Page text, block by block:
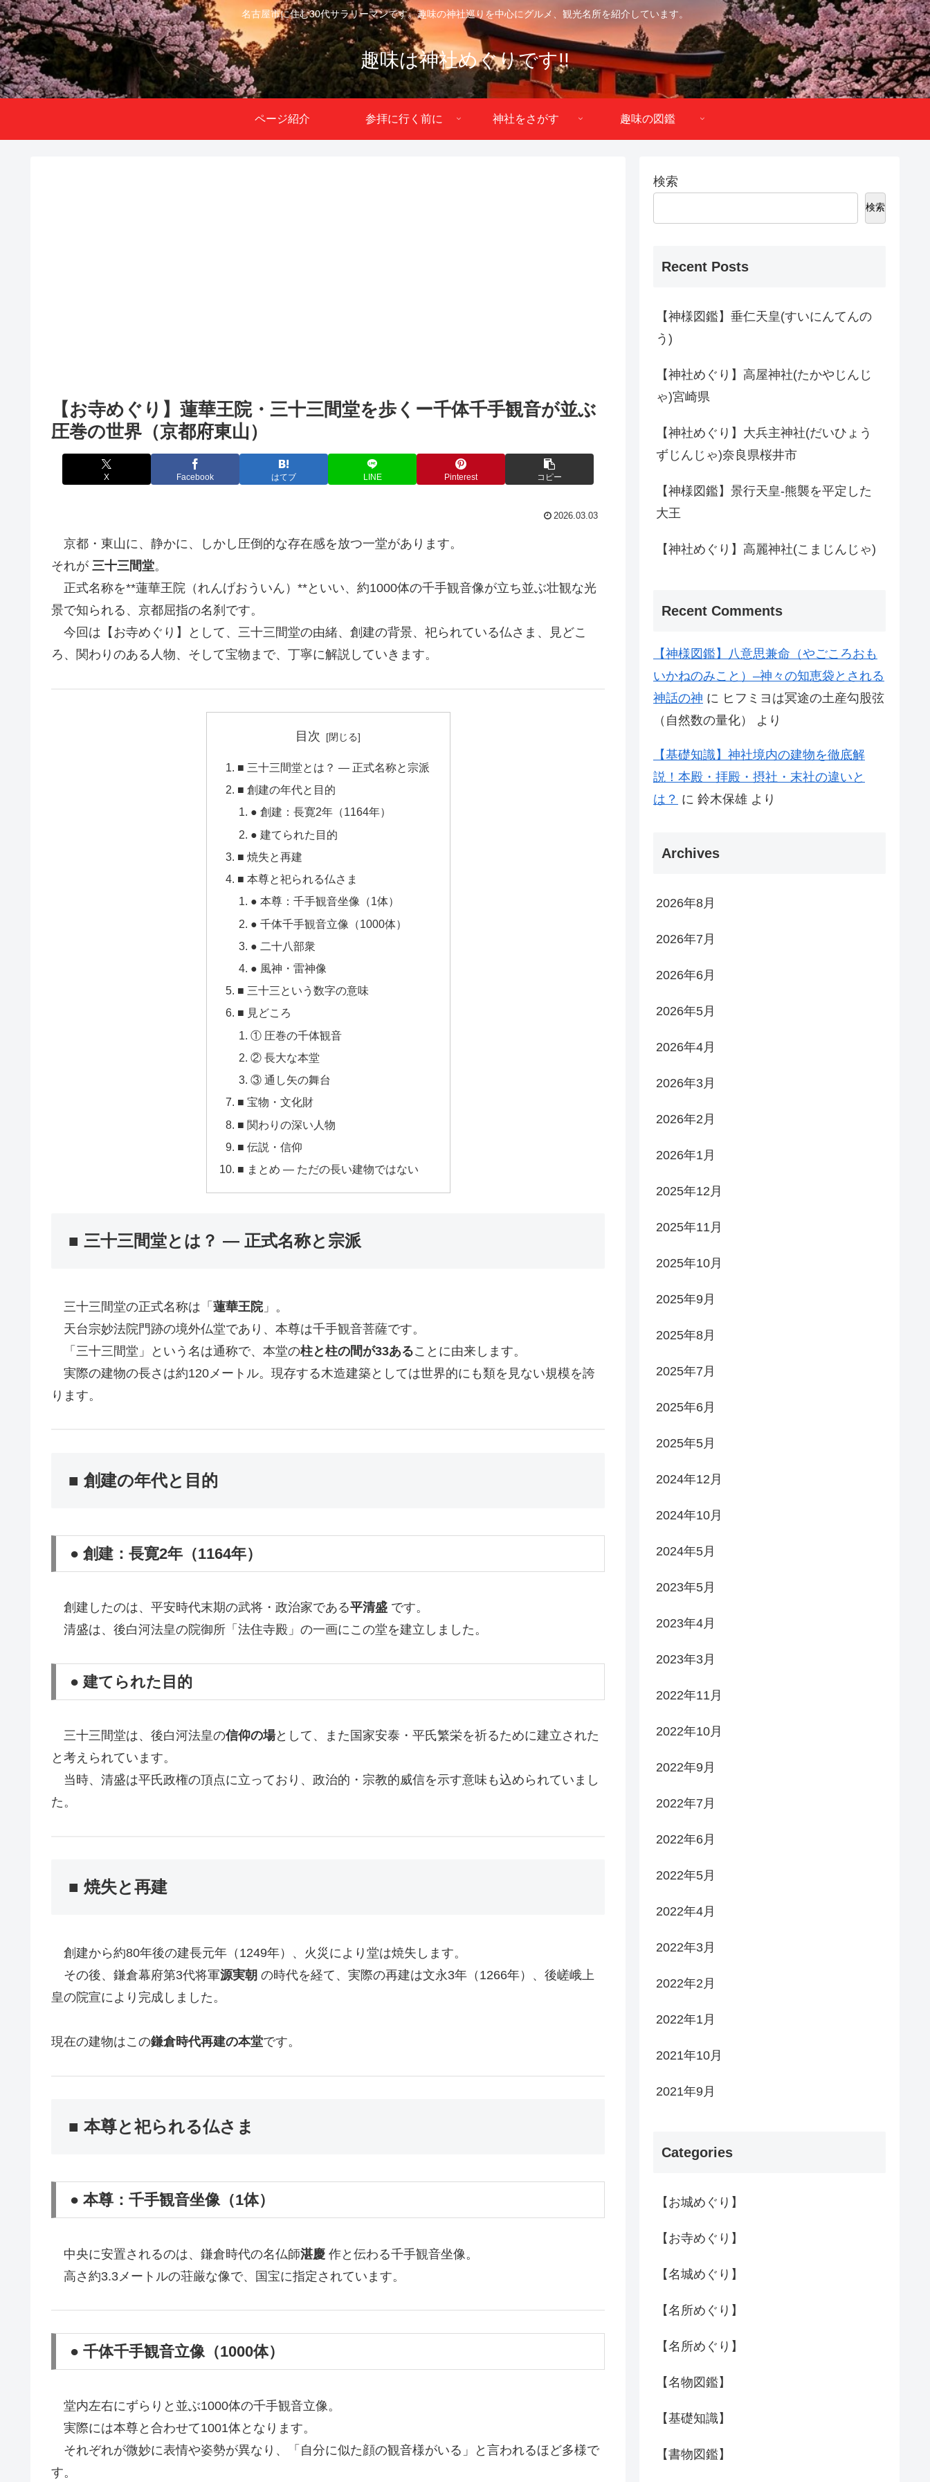
名古屋市に住む30代サラリーマンです。趣味の神社巡りを中心にグルメ、観光名所を紹介しています。
趣味は神社めぐりです!!
ページ紹介 参拝に行く前に 神社をさがす 趣味の図鑑
【お寺めぐり】蓮華王院・三十三間堂を歩くー千体千手観音が並ぶ
圧巻の世界（京都府東山）
X Facebook はてブ LINE Pinterest コピー
2026.03.03
京都・東山に、静かに、しかし圧倒的な存在感を放つ一堂があります。
それが 三十三間堂。
正式名称を**蓮華王院（れんげおういん）**といい、約1000体の千手観音像が立ち並ぶ壮観な光
景で知られる、京都屈指の名刹です。
今回は【お寺めぐり】として、三十三間堂の由緒、創建の背景、祀られている仏さま、見どこ
ろ、関わりのある人物、そして宝物まで、丁寧に解説していきます。
目次
■ 三十三間堂とは？ ― 正式名称と宗派
■ 創建の年代と目的
● 創建：長寛2年（1164年）
● 建てられた目的
■ 焼失と再建
■ 本尊と祀られる仏さま
● 本尊：千手観音坐像（1体）
● 千体千手観音立像（1000体）
● 二十八部衆
● 風神・雷神像
■ 三十三という数字の意味
■ 見どころ
① 圧巻の千体観音
② 長大な本堂
③ 通し矢の舞台
■ 宝物・文化財
■ 関わりの深い人物
■ 伝説・信仰
■ まとめ ― ただの長い建物ではない
■ 三十三間堂とは？ ― 正式名称と宗派
三十三間堂の正式名称は「 蓮華王院」。
天台宗妙法院門跡の境外仏堂であり、本尊は千手観音菩薩です。
「三十三間堂」という名は通称で、本堂の柱と柱の間が33あることに由来します。
実際の建物の長さは約120メートル。現存する木造建築としては世界的にも類を見ない規模を誇
ります。
■ 創建の年代と目的
● 創建：長寛2年（1164年）
創建したのは、平安時代末期の武将・政治家である平清盛 です。
清盛は、後白河法皇の院御所「法住寺殿」の一画にこの堂を建立しました。
● 建てられた目的
三十三間堂は、後白河法皇の信仰の場として、また国家安泰・平氏繁栄を祈るために建立された
と考えられています。
当時、清盛は平氏政権の頂点に立っており、政治的・宗教的威信を示す意味も込められていまし
た。
■ 焼失と再建
創建から約80年後の建長元年（1249年）、火災により堂は焼失します。
その後、鎌倉幕府第3代将軍源実朝 の時代を経て、実際の再建は文永3年（1266年）、後嵯峨上
皇の院宣により完成しました。
現在の建物はこの鎌倉時代再建の本堂です。
■ 本尊と祀られる仏さま
● 本尊：千手観音坐像（1体）
中央に安置されるのは、鎌倉時代の名仏師湛慶 作と伝わる千手観音坐像。
高さ約3.3メートルの荘厳な像で、国宝に指定されています。
● 千体千手観音立像（1000体）
堂内左右にずらりと並ぶ1000体の千手観音立像。
実際には本尊と合わせて1001体となります。
それぞれが微妙に表情や姿勢が異なり、「自分に似た顔の観音様がいる」と言われるほど多様で
す。
検索
検索
Recent Posts
【神様図鑑】垂仁天皇(すいにんてんの
う)
【神社めぐり】高屋神社(たかやじんじ
ゃ)宮崎県
【神社めぐり】大兵主神社(だいひょう
ずじんじゃ)奈良県桜井市
【神様図鑑】景行天皇-熊襲を平定した
大王
【神社めぐり】高麗神社(こまじんじゃ)
Recent Comments
【神様図鑑】八意思兼命（やごころおも
いかねのみこと）–神々の知恵袋とされる
神話の神 に ヒフミヨは冥途の土産勾股弦
（自然数の量化）
より
【基礎知識】神社境内の建物を徹底解
説！本殿・拝殿・摂社・末社の違いと
は？ に 鈴木保雄 より
Archives
2026年8月
2026年7月
2026年6月
2026年5月
2026年4月
2026年3月
2026年2月
2026年1月
2025年12月
2025年11月
2025年10月
2025年9月
2025年8月
2025年7月
2025年6月
2025年5月
2024年12月
2024年10月
2024年5月
2023年5月
2023年4月
2023年3月
2022年11月
2022年10月
2022年9月
2022年7月
2022年6月
2022年5月
2022年4月
2022年3月
2022年2月
2022年1月
2021年10月
2021年9月
Categories
【お城めぐり】
【お寺めぐり】
【名城めぐり】
【名所めぐり】
【名所めぐり】
【名物図鑑】
【基礎知識】
【書物図鑑】